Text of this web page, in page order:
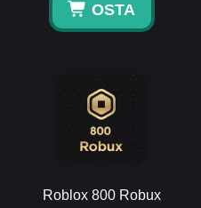
OSTA
Roblox 800 Robux